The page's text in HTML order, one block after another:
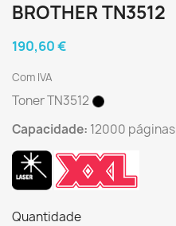
BROTHER TN3512
190,60 €
Com IVA
Toner TN3512
Capacidade: 12000 páginas
Quantidade